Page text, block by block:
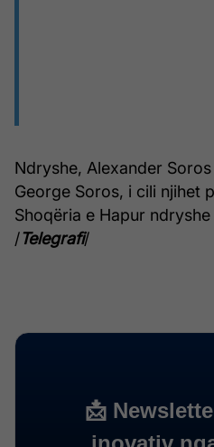
Ndryshe, Alexander
George Soros, i cili njihet
Shoqëria e Hapur
/Telegrafi/